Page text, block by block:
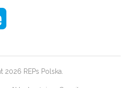
2026 REPs Polska.